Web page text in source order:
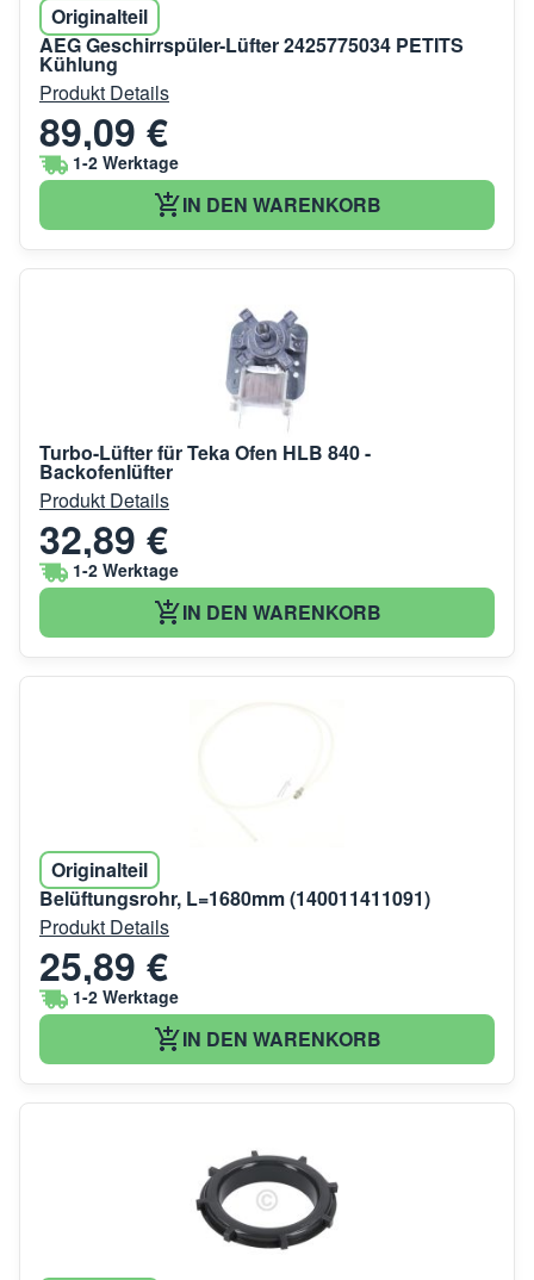
Originalteil
AEG Geschirrspüler-Lüfter 2425775034 PETITS
Kühlung
Produkt Details
89,09 €
1-2 Werktage
IN DEN WARENKORB
Turbo-Lüfter für Teka Ofen HLB 840 -
Backofenlüfter
Produkt Details
32,89 €
1-2 Werktage
IN DEN WARENKORB
Originalteil
Belüftungsrohr, L=1680mm (140011411091)
Produkt Details
25,89 €
1-2 Werktage
IN DEN WARENKORB